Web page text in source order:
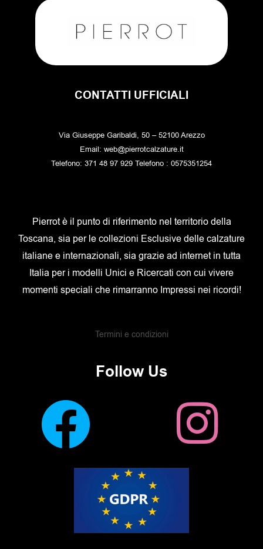
CONTATTI UFFICIALI
Via Giuseppe Garibaldi, 50 – 52100 Arezzo
Email: web@pierrotcalzature.it
Telefono: 371 48 97 929 Telefono : 0575351254
Pierrot è il punto di riferimento nel territorio della
Toscana, sia per le collezioni Esclusive delle calzature
italiane e internazionali, sia grazie ad internet in tutta
Italia per i modelli Unici e Ricercati con cui vivere
momenti speciali che rimarranno Impressi nei ricordi!
Termini e condizioni
Follow Us